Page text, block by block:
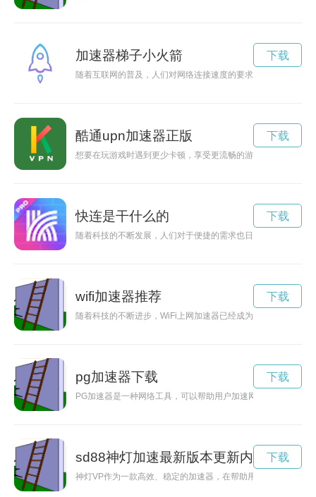
加速器梯子小火箭
随着互联网的普及，人们对网络连接速度的要求越来越高。加
下载
酷通upn加速器正版
想要在玩游戏时遇到更少卡顿，享受更流畅的游戏体验吗？
下载
快连是干什么的
随着科技的不断发展，人们对于便捷的需求也日益增加。而“快
下载
wifi加速器推荐
随着科技的不断进步，WiFi上网加速器已经成为解决网络速度
下载
pg加速器下载
PG加速器是一种网络工具，可以帮助用户加速网络连接速度，
下载
sd88神灯加速最新版本更新内容
神灯VP作为一款高效、稳定的加速器，在帮助用户畅快地上网
下载